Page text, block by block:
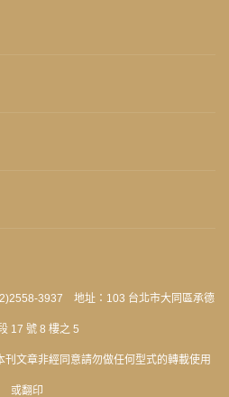
3937 地址：103 台北市大同區承德
17 號 8 樓之 5
文章非經同意請勿做任何型式的轉載使用
或翻印